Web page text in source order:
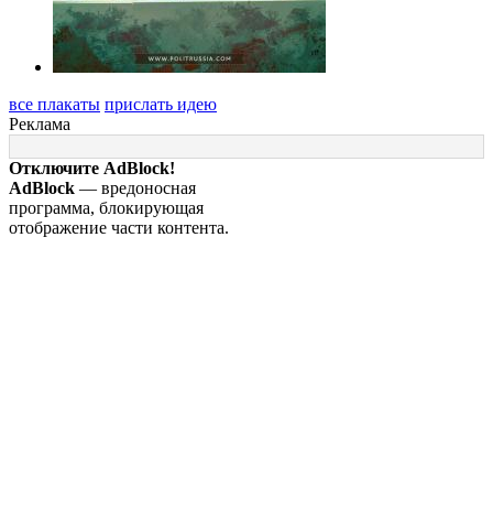
все плакаты прислать идею
Реклама
Отключите AdBlock!
AdBlock — вредоносная
программа, блокирующая
отображение части контента.